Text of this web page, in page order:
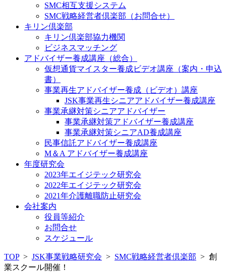
SMC相互支援システム
SMC戦略経営者倶楽部（お問合せ）
キリン倶楽部
キリン倶楽部協力機関
ビジネスマッチング
アドバイザー養成講座（総合）
仮想通貨マイスター養成ビデオ講座（案内・申込
書）
事業再生アドバイザー養成（ビデオ）講座
JSK事業再生シニアアドバイザー養成講座
事業承継対策シニアアドバイザー
事業承継対策アドバイザー養成講座
事業承継対策シニアAD養成講座
民事信託アドバイザー養成講座
M＆A アドバイザー養成講座
年度研究会
2023年エイジテック研究会
2022年エイジテック研究会
2021年介護離職防止研究会
会社案内
役員等紹介
お問合せ
スケジュール
TOP> JSK事業戦略研究会 > SMC戦略経営者倶楽部 > 創
業スクール開催！